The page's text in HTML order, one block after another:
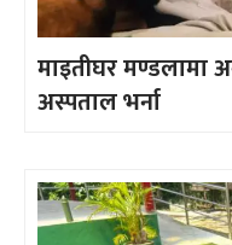
माइतीघर मण्डलामा
अस्पताल भर्ना